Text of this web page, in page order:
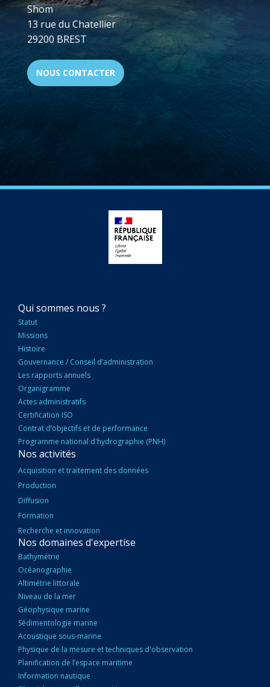
Shom
13 rue du Chatellier
29200 BREST
NOUS CONTACTER
NAVIGATION
PRINCIPALE
Qui sommes nous ?
Statut
Missions
Histoire
Gouvernance / Conseil d’administration
Les rapports annuels
Organigramme
Actes administratifs
Certification ISO
Contrat d’objectifs et de performance
Programme national d'hydrographie (PNH)
Nos activités
Acquisition et traitement des données
Production
Diffusion
Formation
Recherche et innovation
Nos domaines d'expertise
Bathymétrie
Océanographie
Altimétrie littorale
Niveau de la mer
Géophysique marine
Sédimentologie marine
Acoustique sous-marine
Physique de la mesure et techniques d'observation
Planification de l’espace maritime
Information nautique